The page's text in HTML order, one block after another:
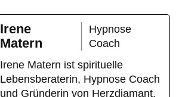
Irene
Matern
Hypnose
Coach
Irene Matern ist spirituelle
Lebensberaterin, Hypnose Coach
und Gründerin von Herzdiamant,